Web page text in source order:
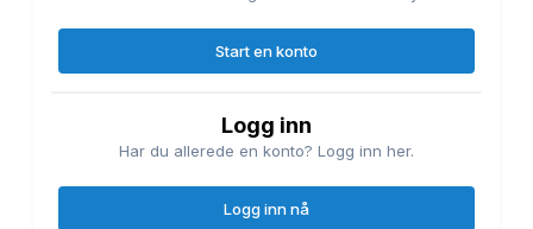
Start en konto
Logg inn
Har du allerede en konto? Logg inn her.
Logg inn nå